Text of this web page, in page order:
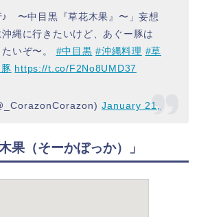
♪ 〜中目黒『草花木果』〜」妄想
縄に行きたいけど、あぐー豚は
いぞ〜。 #中目黒 #沖縄料理 #草
https://t.co/F2No8UMD37
January 21,
果（そーかぼっか） 」